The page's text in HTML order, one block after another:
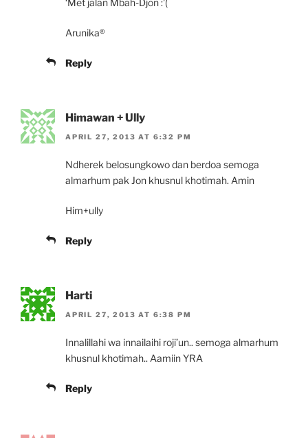
Arunika®
Reply
Himawan + Ully
APRIL 27, 2013 AT 6:32 PM
Ndherek belosungkowo dan berdoa semoga
almarhum pak Jon khusnul khotimah. Amin
Him+ully
Reply
Harti
APRIL 27, 2013 AT 6:38 PM
Innalillahi wa innailaihi roji’un.. semoga almarhum
khusnul khotimah.. Aamiin YRA
Reply